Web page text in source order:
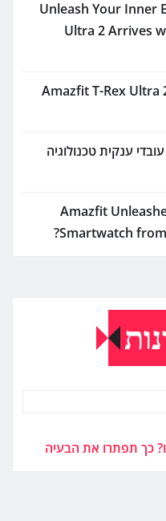
Unleash Your Inner
Ultra 2 Arrives
Amazfit T-Rex
ענקית טכנולוגיה
Amazfit
Smartwatch
כך תפתרו את הבעיה